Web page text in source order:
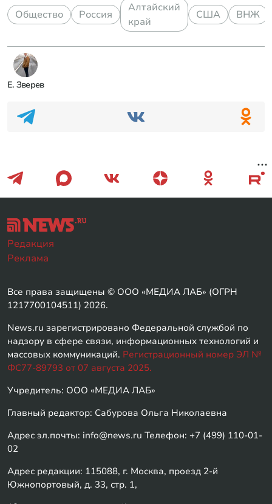
Общество Россия
Алтайский
край
США ВНЖ
Е. Зверев
Редакция
Реклама
Все права защищены © ООО «МЕДИА ЛАБ» (ОГРН
1217700104511) 2026.
News.ru зарегистрировано Федеральной службой по
надзору в сфере связи, информационных технологий и
массовых коммуникаций. Регистрационный номер ЭЛ №
ФС77-89793 от 07 августа 2025.
Учредитель: ООО «МЕДИА ЛАБ»
Главный редактор: Сабурова Ольга Николаевна
Адрес эл.почты: info@news.ru Телефон: +7 (499) 110-01-
02
Адрес редакции: 115088, г. Москва, проезд 2-й
Южнопортовый, д. 33, стр. 1,